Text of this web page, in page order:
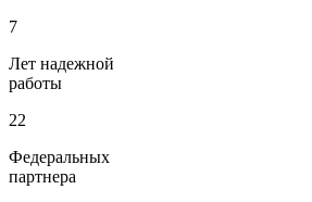
7
Лет надежной
работы
22
Федеральных
партнера